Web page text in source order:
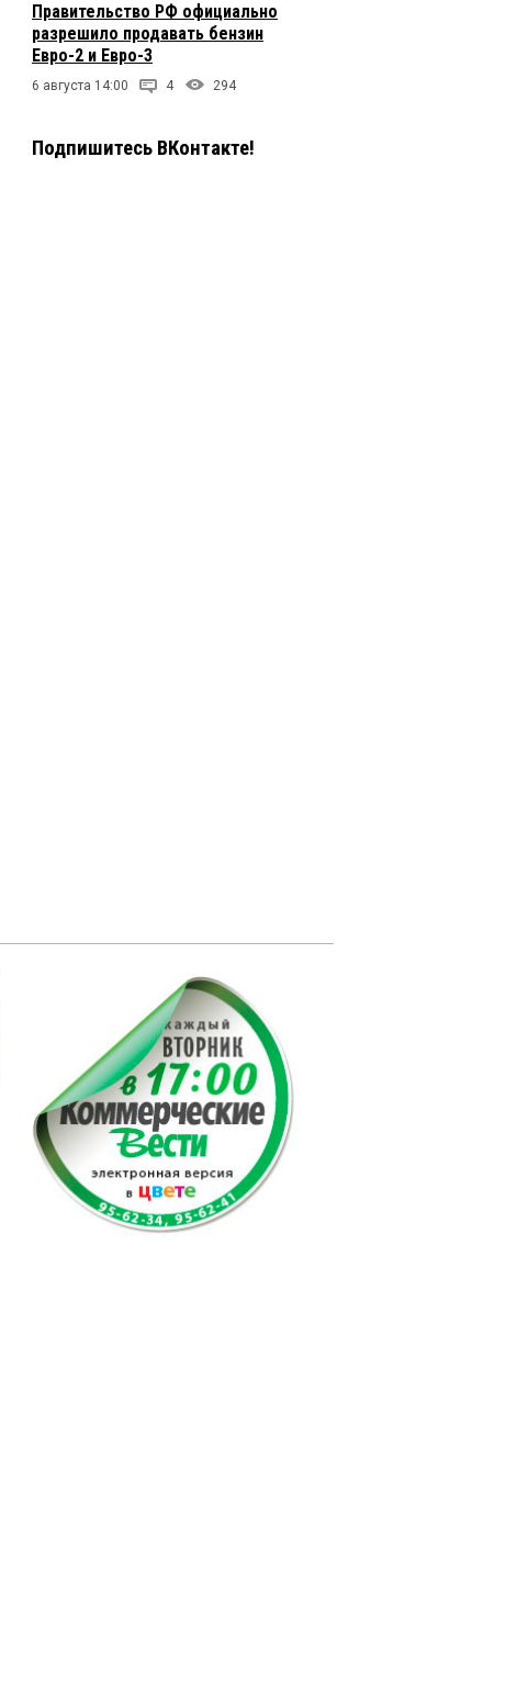
Правительство РФ официально
разрешило продавать бензин
Евро-2 и Евро-3
6 августа 14:00 4 294
Подпишитесь ВКонтакте!